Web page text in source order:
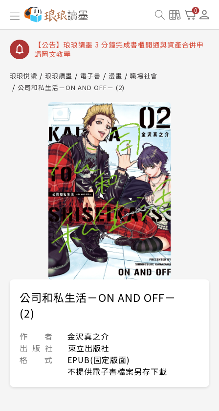
0
【公告】琅琅讀墨數位閱讀資產合併與書櫃開通申請
【公告】琅琅讀墨書櫃開通常見問題
【公告】琅琅讀墨 3 分鐘完成書櫃開通與資產合併申
請圖文教學
查詢
【公告】琅琅讀墨數位閱讀資產合併與書櫃開通申請
琅琅悅讀 琅琅讀墨 電子書 漫畫
職場社會
公司和私生活－ON AND OFF－ (2)
公司和私生活－ON AND OFF－
(2)
作 者
金沢真之介
出 版 社
東立出版社
格 式
EPUB(固定版面)
不提供電子書檔案另存下載